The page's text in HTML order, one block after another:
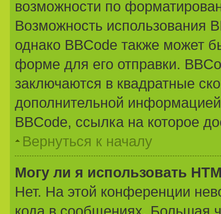
возможности по
Возможность использования
однако BBCode также может
форме для его отправки.
заключаются в квадратные
дополнительной
BBCode, ссылка на которое
Вернуться к началу
Могу ли я использовать
Нет. На этой конференции